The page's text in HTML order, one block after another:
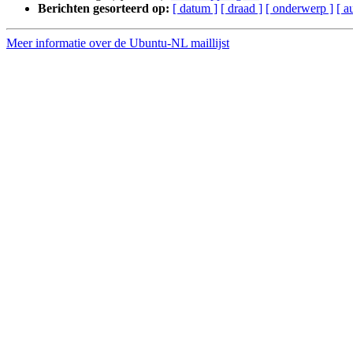
Berichten gesorteerd op: [ datum ] [ draad ] [ onderwerp ] [
Meer informatie over de Ubuntu-NL maillijst